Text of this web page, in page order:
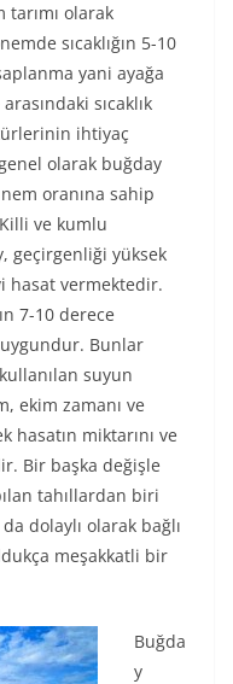
tarımı olarak
sıcaklığın 5-10
yani ayağa
sıcaklık
ihtiyaç
olarak buğday
oranına sahip
ve kumlu
geçirgenliği yüksek
hasat vermektedir.
7-10 derece
Bunlar
suyun
ekim zamanı ve
miktarını ve
Bir başka değişle
tahıllardan biri
dolaylı olarak bağlı
meşakkatli bir
Buğda
y